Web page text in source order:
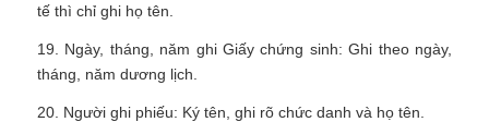
tế thì chỉ ghi họ tên.
19. Ngày, tháng, năm ghi Giấy chứng sinh: Ghi theo ngày,
tháng, năm dương lịch.
20. Người ghi phiếu: Ký tên, ghi rõ chức danh và họ tên.